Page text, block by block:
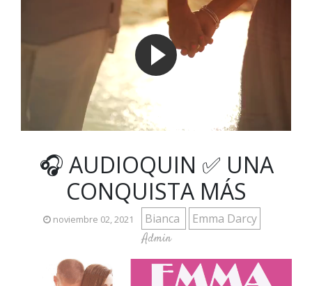
🎧 AUDIOQUIN ✅ UNA
CONQUISTA MÁS
noviembre 02, 2021 Bianca Emma Darcy
Admin